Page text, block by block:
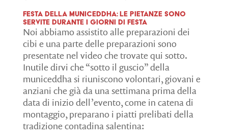
Festa della Municeddha: le pietanze sono
servite durante i giorni di festa
Noi abbiamo assistito alle preparazioni dei
cibi e una parte delle preparazioni sono
presentate nel video che trovate qui sotto.
Inutile dirvi che “sotto il guscio” della
municeddha si riuniscono volontari, giovani e
anziani che già da una settimana prima della
data di inizio dell’evento, come in catena di
montaggio, preparano i piatti prelibati della
tradizione contadina salentina: